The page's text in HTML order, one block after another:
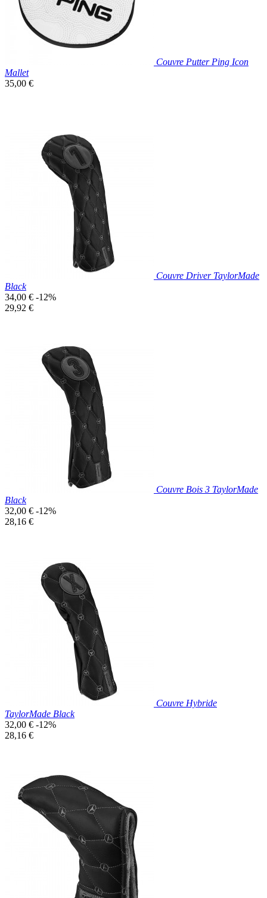
Couvre Putter Ping Icon
Mallet
Prix
35,00 €
Aperçu rapide
Couvre Driver TaylorMade
Black
Prix
de
34,00 € -12%
Prix
29,92 €
Prix réduit
Aperçu rapide
Couvre Bois 3 TaylorMade
Black
Prix
de
32,00 € -12%
Prix
28,16 €
Prix réduit
Aperçu rapide
Couvre Hybride
TaylorMade Black
Prix
de
32,00 € -12%
Prix
28,16 €
Prix réduit
Aperçu rapide